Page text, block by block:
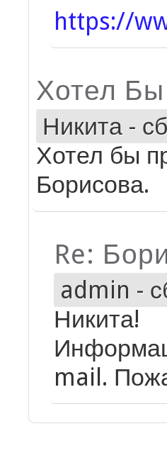
https://
Хотел
Никита-
Хотел бы
Борисова.
Re:
admin -
Никита!
mail.